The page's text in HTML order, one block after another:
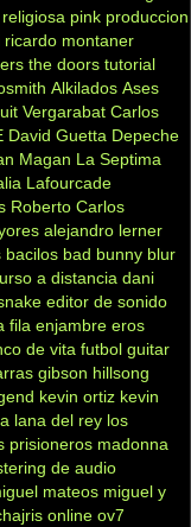
pink produccion
ricardo montaner
the doors tutorial
Alkilados Ases
Vergarabat Carlos
David Guetta Depeche
Magan La Septima
Lafourcade
Roberto Carlos
alejandro lerner
bacilos bad bunny blur
a distancia dani
editor de sonido
fila enjambre eros
de vita futbol guitar
gibson hillsong
kevin ortiz kevin
lana del rey los
prisioneros madonna
de audio
mateos miguel y
online ov7